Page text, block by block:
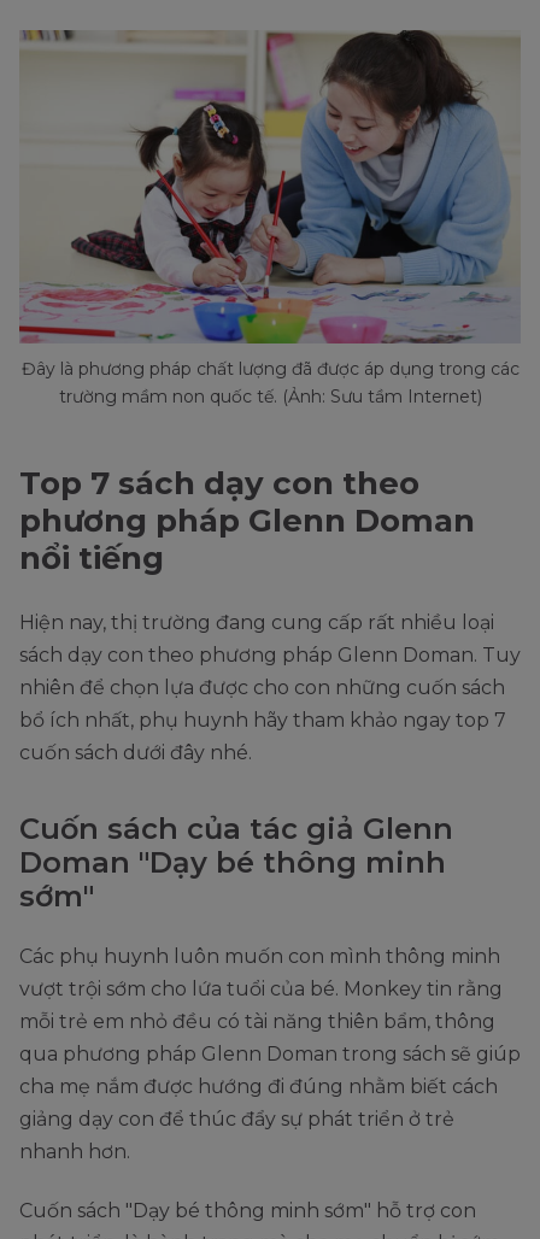
Đây là phương pháp chất lượng đã được áp dụng trong các
trường mầm non quốc tế. (Ảnh: Sưu tầm Internet)
Top 7 sách dạy con theo
phương pháp Glenn Doman
nổi tiếng
Hiện nay, thị trường đang cung cấp rất nhiều loại
sách dạy con theo phương pháp Glenn Doman. Tuy
nhiên để chọn lựa được cho con những cuốn sách
bổ ích nhất, phụ huynh hãy tham khảo ngay top 7
cuốn sách dưới đây nhé.
Cuốn sách của tác giả Glenn
Doman "Dạy bé thông minh
sớm"
Các phụ huynh luôn muốn con mình thông minh
vượt trội sớm cho lứa tuổi của bé. Monkey tin rằng
mỗi trẻ em nhỏ đều có tài năng thiên bẩm, thông
qua phương pháp Glenn Doman trong sách sẽ giúp
cha mẹ nắm được hướng đi đúng nhằm biết cách
giảng dạy con để thúc đẩy sự phát triển ở trẻ
nhanh hơn.
Cuốn sách "Dạy bé thông minh sớm" hỗ trợ con